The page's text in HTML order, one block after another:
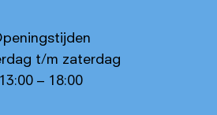
t/m zaterdag
13:00 – 18:00